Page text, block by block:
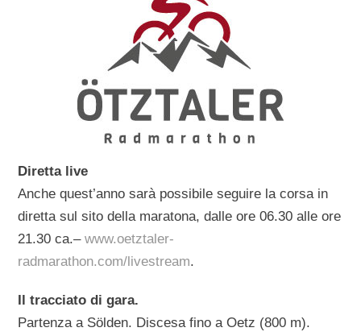
Diretta live
Anche quest’anno sarà possibile seguire la corsa in
diretta sul sito della maratona, dalle ore 06.30 alle ore
21.30 ca.–www.oetztaler-
radmarathon.com/livestream.
Il tracciato di gara.
Partenza a Sölden. Discesa fino a Oetz (800 m).